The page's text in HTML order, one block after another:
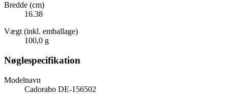
Bredde (cm)
16.38
Vægt (inkl. emballage)
100,0 g
Nøglespecifikation
Modelnavn
Cadorabo DE-156502